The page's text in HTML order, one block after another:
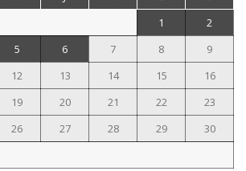
1
2
5 6 7 8
9
12 13 14 15
16
19 20 21 22
23
26 27 28 29
30